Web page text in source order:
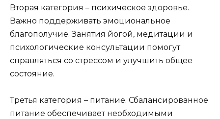
Вторая категория – психическое здоровье.
Важно поддерживать эмоциональное
благополучие. Занятия йогой, медитации и
психологические консультации помогут
справляться со стрессом и улучшить общее
состояние.
Третья категория – питание. Сбалансированное
питание обеспечивает необходимыми